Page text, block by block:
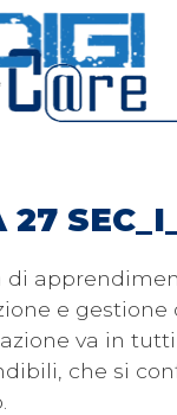
27
di
e gestione
va in
che si